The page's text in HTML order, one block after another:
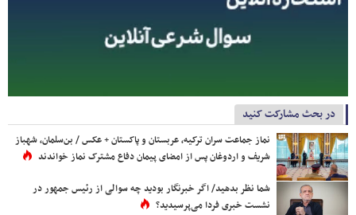
در بحث مشارکت کنید
نماز جماعت سران ترکیه، عربستان و پاکستان + عکس / بن‌سلمان، شهباز
شریف و اردوغان پس از امضای پیمان دفاع مشترک نماز خواندند
شما نظر بدهید/ اگر خبرنگار بودید چه سوالی از رئیس جمهور در
نشست خبری فردا می‌پرسیدید؟